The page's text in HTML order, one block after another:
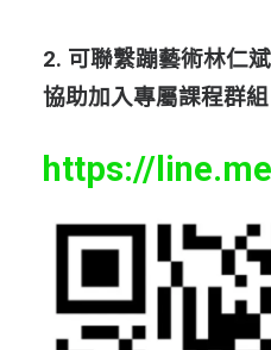
2. 可聯繫蹦藝術林仁
協助加入專屬課程群組
https://